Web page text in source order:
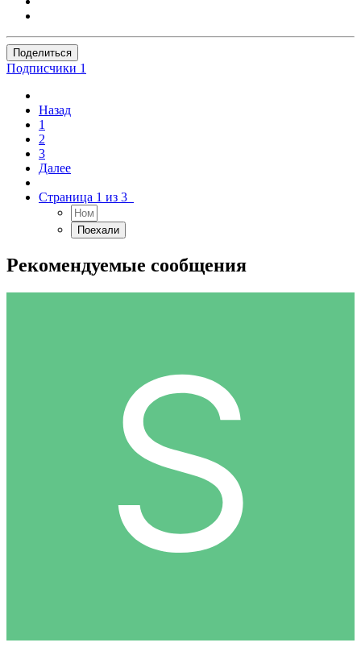
Поделиться
Подписчики 1
Назад
1
2
3
Далее
Страница 1 из 3
Рекомендуемые сообщения